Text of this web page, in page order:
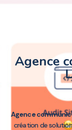
Agence
Agence
création de